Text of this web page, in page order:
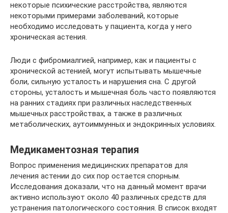
некоторые психические расстройства, являются
некоторыми примерами заболеваний, которые
необходимо исследовать у пациента, когда у него
хроническая астения.
Люди с фибромиалгией, например, как и пациенты с
хронической астенией, могут испытывать мышечные
боли, сильную усталость и нарушения сна. С другой
стороны, усталость и мышечная боль часто появляются
на ранних стадиях при различных наследственных
мышечных расстройствах, а также в различных
метаболических, аутоиммунных и эндокринных условиях.
Медикаментозная терапия
Вопрос применения медицинских препаратов для
лечения астении до сих пор остается спорным.
Исследования доказали, что на данный момент врачи
активно используют около 40 различных средств для
устранения патологического состояния. В список входят